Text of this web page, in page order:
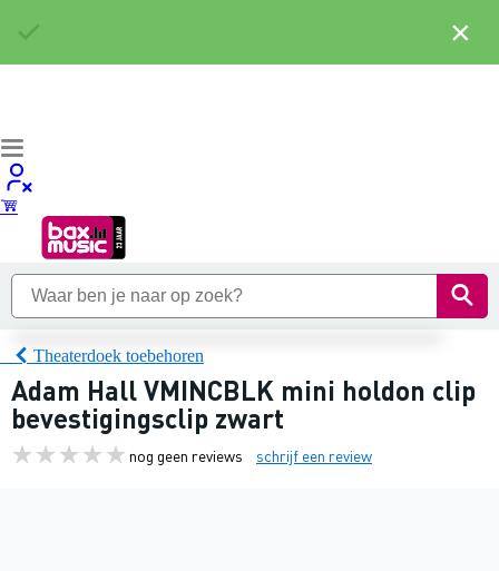
Theaterdoek toebehoren
Adam Hall VMINCBLK mini holdon clip
bevestigingsclip zwart
nog geen reviews schrijf een review
×